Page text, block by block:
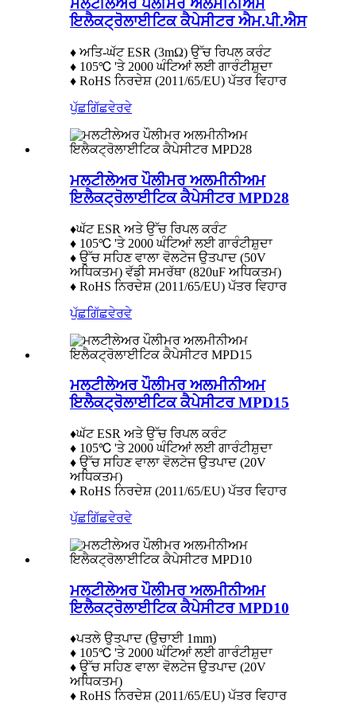
ਮਲਟੀਲੇਅਰ ਪੌਲੀਮਰ ਅਲਮੀਨੀਅਮ
ਇਲੈਕਟ੍ਰੋਲਾਈਟਿਕ ਕੈਪੇਸੀਟਰ ਐਮ.ਪੀ.ਐਸ
♦ ਅਤਿ-ਘੱਟ ESR (3mΩ) ਉੱਚ ਰਿਪਲ ਕਰੰਟ
♦ 105℃ 'ਤੇ 2000 ਘੰਟਿਆਂ ਲਈ ਗਾਰੰਟੀਸ਼ੁਦਾ
♦ RoHS ਨਿਰਦੇਸ਼ (2011/65/EU) ਪੱਤਰ ਵਿਹਾਰ
ਪੁੱਛਗਿੱਛਵੇਰਵੇ
ਮਲਟੀਲੇਅਰ ਪੌਲੀਮਰ ਅਲਮੀਨੀਅਮ
ਇਲੈਕਟ੍ਰੋਲਾਈਟਿਕ ਕੈਪੇਸੀਟਰ MPD28
♦ਘੱਟ ESR ਅਤੇ ਉੱਚ ਰਿਪਲ ਕਰੰਟ
♦ 105℃ 'ਤੇ 2000 ਘੰਟਿਆਂ ਲਈ ਗਾਰੰਟੀਸ਼ੁਦਾ
♦ ਉੱਚ ਸਹਿਣ ਵਾਲਾ ਵੋਲਟੇਜ ਉਤਪਾਦ (50V
ਅਧਿਕਤਮ) ਵੱਡੀ ਸਮਰੱਥਾ (820uF ਅਧਿਕਤਮ)
♦ RoHS ਨਿਰਦੇਸ਼ (2011/65/EU) ਪੱਤਰ ਵਿਹਾਰ
ਪੁੱਛਗਿੱਛਵੇਰਵੇ
ਮਲਟੀਲੇਅਰ ਪੌਲੀਮਰ ਅਲਮੀਨੀਅਮ
ਇਲੈਕਟ੍ਰੋਲਾਈਟਿਕ ਕੈਪੇਸੀਟਰ MPD15
♦ਘੱਟ ESR ਅਤੇ ਉੱਚ ਰਿਪਲ ਕਰੰਟ
♦ 105℃ 'ਤੇ 2000 ਘੰਟਿਆਂ ਲਈ ਗਾਰੰਟੀਸ਼ੁਦਾ
♦ ਉੱਚ ਸਹਿਣ ਵਾਲਾ ਵੋਲਟੇਜ ਉਤਪਾਦ (20V
ਅਧਿਕਤਮ)
♦ RoHS ਨਿਰਦੇਸ਼ (2011/65/EU) ਪੱਤਰ ਵਿਹਾਰ
ਪੁੱਛਗਿੱਛਵੇਰਵੇ
ਮਲਟੀਲੇਅਰ ਪੌਲੀਮਰ ਅਲਮੀਨੀਅਮ
ਇਲੈਕਟ੍ਰੋਲਾਈਟਿਕ ਕੈਪੇਸੀਟਰ MPD10
♦ਪਤਲੇ ਉਤਪਾਦ (ਉਚਾਈ 1mm)
♦ 105℃ 'ਤੇ 2000 ਘੰਟਿਆਂ ਲਈ ਗਾਰੰਟੀਸ਼ੁਦਾ
♦ ਉੱਚ ਸਹਿਣ ਵਾਲਾ ਵੋਲਟੇਜ ਉਤਪਾਦ (20V
ਅਧਿਕਤਮ)
♦ RoHS ਨਿਰਦੇਸ਼ (2011/65/EU) ਪੱਤਰ ਵਿਹਾਰ